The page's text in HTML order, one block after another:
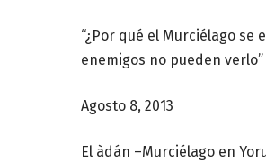
“¿Por qué el Murciélago se
enemigos no pueden verlo”
Agosto 8, 2013
El àdán –Murciélago en